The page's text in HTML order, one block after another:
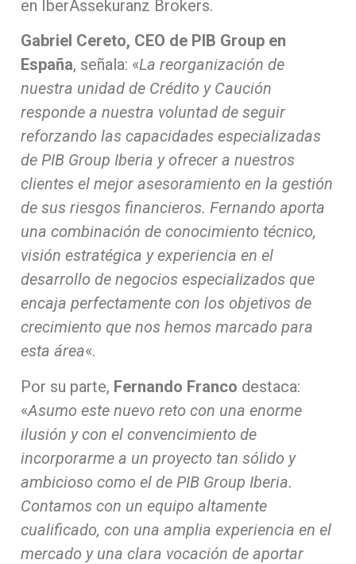
en IberAssekuranz Brokers.
Gabriel Cereto, CEO de PIB Group en
España, señala: «La reorganización de
nuestra unidad de Crédito y Caución
responde a nuestra voluntad de seguir
reforzando las capacidades especializadas
de PIB Group Iberia y ofrecer a nuestros
clientes el mejor asesoramiento en la gestión
de sus riesgos financieros. Fernando aporta
una combinación de conocimiento técnico,
visión estratégica y experiencia en el
desarrollo de negocios especializados que
encaja perfectamente con los objetivos de
crecimiento que nos hemos marcado para
esta área«.
Por su parte, Fernando Franco destaca:
«Asumo este nuevo reto con una enorme
ilusión y con el convencimiento de
incorporarme a un proyecto tan sólido y
ambicioso como el de PIB Group Iberia.
Contamos con un equipo altamente
cualificado, con una amplia experiencia en el
mercado y una clara vocación de aportar